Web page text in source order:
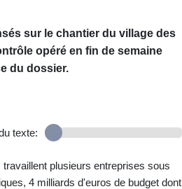
sur le chantier du village des
opéré en fin de semaine
du dossier.
texte:
plusieurs entreprises sous
4 milliards d'euros de budget dont